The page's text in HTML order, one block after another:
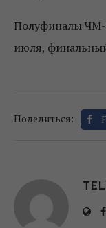
Полуфиналы ЧМ-
июля,
Поделиться: